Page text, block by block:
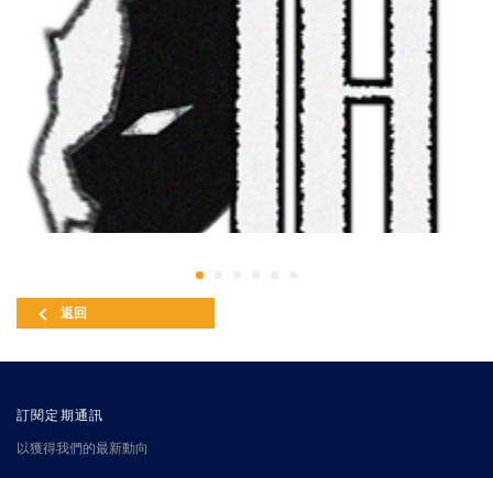
返回
訂閱定期通訊
以獲得我們的最新動向